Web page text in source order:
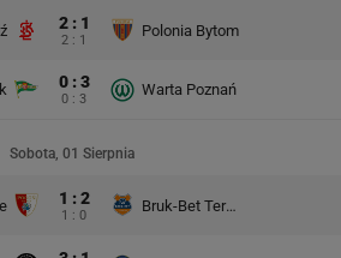
2 : 1
2 : 1
Polonia Bytom
0 : 3
0 : 3
Warta Poznań
Sobota, 01 Sierpnia
1 : 2
1 : 0
Bruk-Bet Termalica Nieciecza